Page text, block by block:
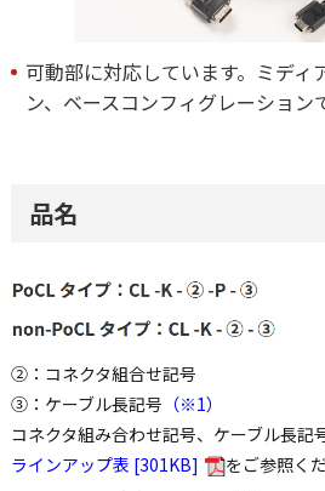
可動部に対応しています。ミディ
ン、ベースコンフィグレーション
品名
②：コネクタ組合せ記号
③：ケーブル長記号 （※1）
コネクタ組み合わせ記号、ケーブル長記
ラインアップ表 [301KB]
をご参照くだ